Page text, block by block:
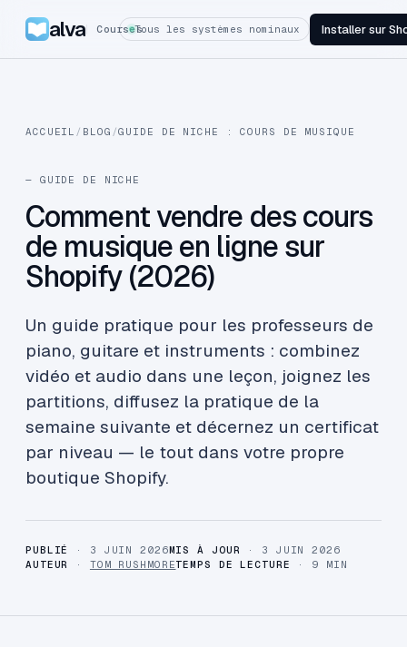
alva CoursesTous les systèmes nominaux Installer sur
ACCUEIL / BLOG /GUIDE DE NICHE : COURS DE MUSIQUE
— GUIDE DE NICHE
Comment vendre des cours
de musique en ligne sur
Shopify (2026)
Un guide pratique pour les professeurs de
piano, guitare et instruments : combinez
vidéo et audio dans une leçon, joignez les
partitions, diffusez la pratique de la
semaine suivante et décernez un certificat
par niveau — le tout dans votre propre
boutique Shopify.
PUBLIÉ · 3 JUIN 2026MIS À JOUR
· 3 JUIN 2026
AUTEUR
· TOM RUSHMORETEMPS DE LECTURE · 9 MIN